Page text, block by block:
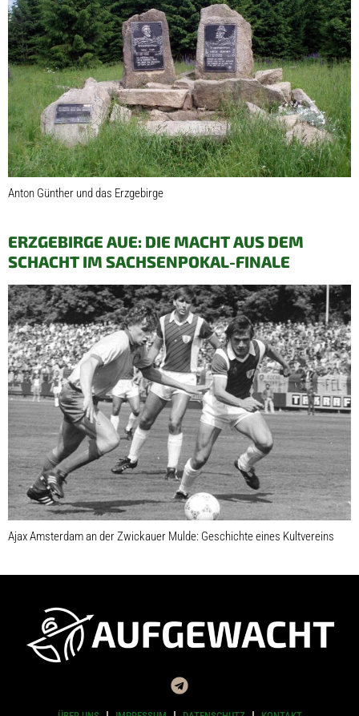
Anton Günther und das Erzgebirge
ERZGEBIRGE AUE: DIE MACHT AUS DEM
SCHACHT IM SACHSENPOKAL-FINALE
Ajax Amsterdam an der Zwickauer Mulde: Geschichte eines Kultvereins